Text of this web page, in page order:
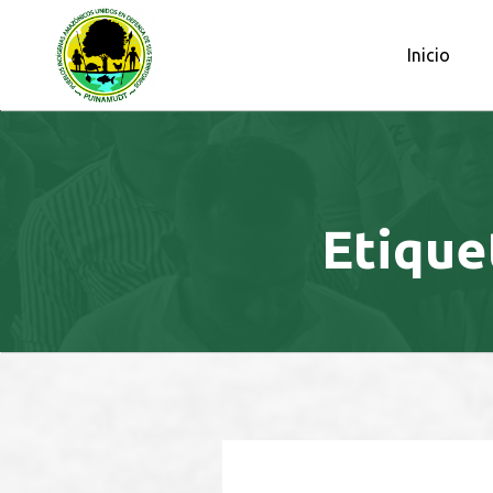
OBSERVATORIO PETROLERO DE
Inicio